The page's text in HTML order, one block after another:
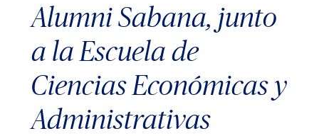
Alumni Sabana, junto
a la Escuela de
Ciencias Económicas y
Administrativas